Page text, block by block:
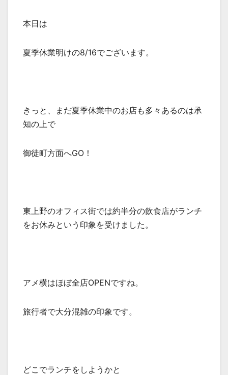
本日は
夏季休業明けの8/16でございます。
きっと、まだ夏季休業中のお店も多々あるのは承
知の上で
御徒町方面へGO！
東上野のオフィス街では約半分の飲食店がランチ
をお休みという印象を受けました。
アメ横はほぼ全店OPENですね。
旅行者で大分混雑の印象です。
どこでランチをしようかと